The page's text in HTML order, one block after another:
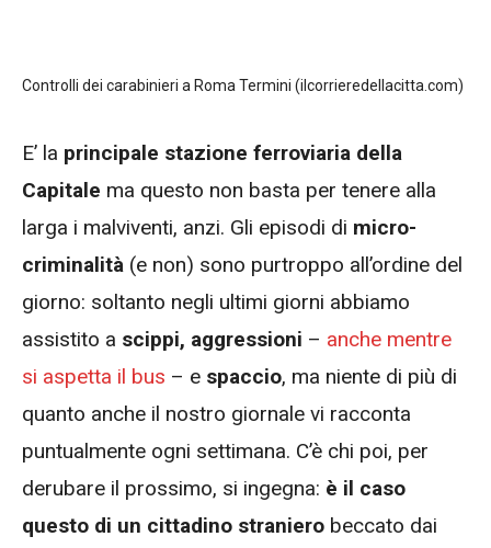
Controlli dei carabinieri a Roma Termini (ilcorrieredellacitta.com)
E’ la principale stazione ferroviaria della
Capitale ma questo non basta per tenere alla
larga i malviventi, anzi. Gli episodi di micro-
criminalità (e non) sono purtroppo all’ordine del
giorno: soltanto negli ultimi giorni abbiamo
assistito a scippi, aggressioni – anche mentre
si aspetta il bus – e spaccio, ma niente di più di
quanto anche il nostro giornale vi racconta
puntualmente ogni settimana. C’è chi poi, per
derubare il prossimo, si ingegna: è il caso
questo di un cittadino straniero beccato dai